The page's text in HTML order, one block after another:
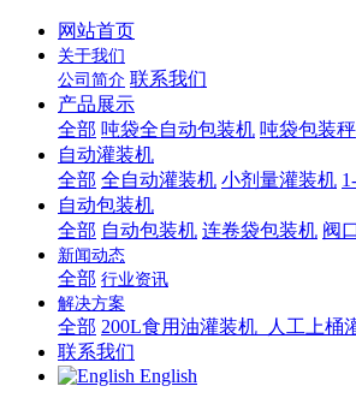
网站首页
关于我们
公司简介 联系我们
产品展示
全部 吨袋全自动包装机 吨袋包装秤
自动灌装机
全部 全自动灌装机 小剂量灌装机
自动包装机
全部 自动包装机 连卷袋包装机 阀
新闻动态
全部 行业资讯
解决方案
全部 200L食用油灌装机_人工上桶
联系我们
English